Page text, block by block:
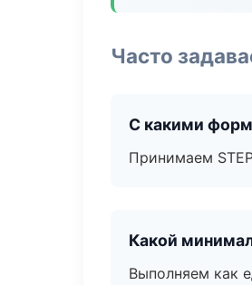
Часто
С какими
Принимаем
Какой
Выполняем как